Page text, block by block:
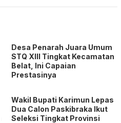
Desa Penarah Juara Umum
STQ XIII Tingkat Kecamatan
Belat, Ini Capaian
Prestasinya
Wakil Bupati Karimun Lepas
Dua Calon Paskibraka Ikut
Seleksi Tingkat Provinsi